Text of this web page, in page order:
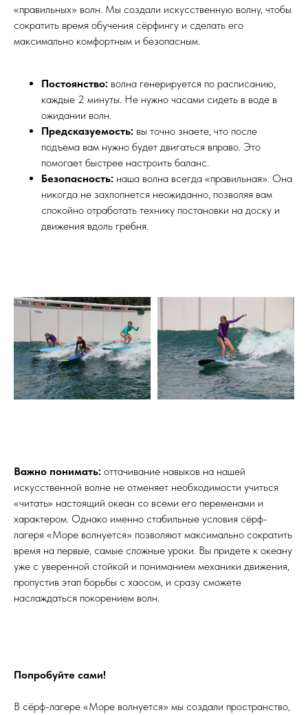
«правильных» волн. Мы создали искусственную волну, чтобы
сократить время обучения сёрфингу и сделать его
максимально комфортным и безопасным.
Постоянство: волна генерируется по расписанию,
каждые 2 минуты. Не нужно часами сидеть в воде в
ожидании волн.
Предсказуемость: вы точно знаете, что после
подъема вам нужно будет двигаться вправо. Это
помогает быстрее настроить баланс.
Безопасность: наша волна всегда «правильная». Она
никогда не захлопнется неожиданно, позволяя вам
спокойно отработать технику постановки на доску и
движения вдоль гребня.
Важно понимать: оттачивание навыков на нашей
искусственной волне не отменяет необходимости учиться
«читать» настоящий океан со всеми его переменами и
характером. Однако именно стабильные условия сёрф-
лагеря «Море волнуется» позволяют максимально сократить
время на первые, самые сложные уроки. Вы придете к океану
уже с уверенной стойкой и пониманием механики движения,
пропустив этап борьбы с хаосом, и сразу сможете
наслаждаться покорением волн.
Попробуйте сами!
В сёрф-лагере «Море волнуется» мы создали пространство,